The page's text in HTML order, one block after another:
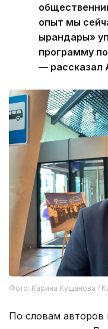
опыт мы
қырандары»
программу
— рассказал
Фото: Карина Кущанова /
По словам авторов